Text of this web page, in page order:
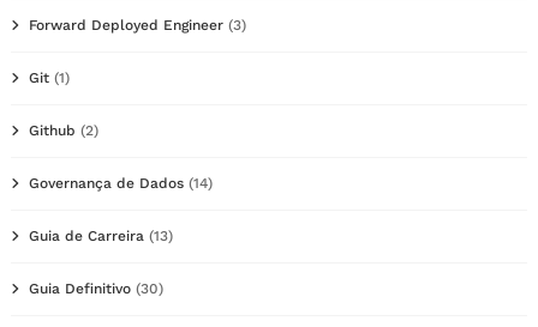
Forward Deployed Engineer (3)
Git (1)
Github (2)
Governança de Dados (14)
Guia de Carreira (13)
Guia Definitivo (30)